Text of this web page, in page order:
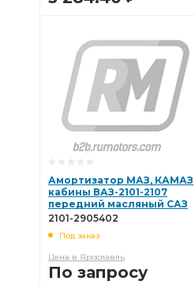
Амортизатор МАЗ, КАМАЗ
кабины ВАЗ-2101-2107
передний масляный САЗ
2101-2905402
2101-2905402
Под заказ
Цена в Ярославль
По запросу